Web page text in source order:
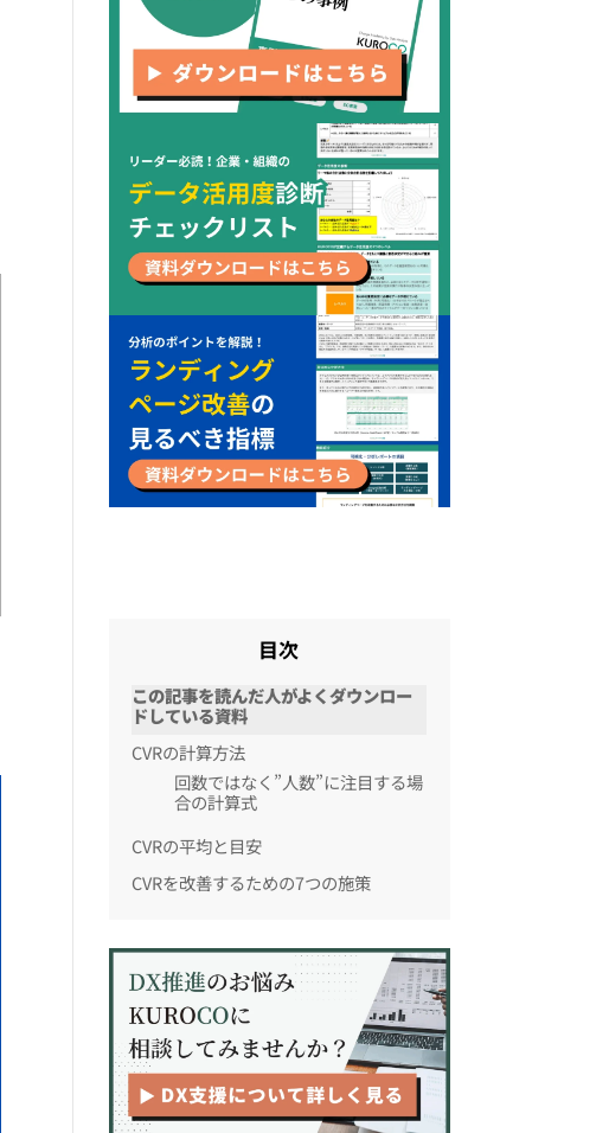
目次
この記事を読んだ人がよくダウンロー
ドしている資料
CVRの計算方法
回数ではなく”人数”に注目する場
合の計算式
CVRの平均と目安
CVRを改善するための7つの施策